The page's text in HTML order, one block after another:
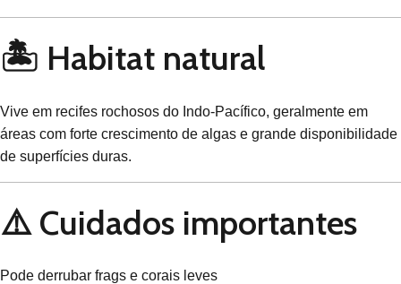
🏝️ Habitat natural
Vive em recifes rochosos do Indo-Pacífico, geralmente em
áreas com forte crescimento de algas e grande disponibilidade
de superfícies duras.
⚠️ Cuidados importantes
Pode derrubar frags e corais leves